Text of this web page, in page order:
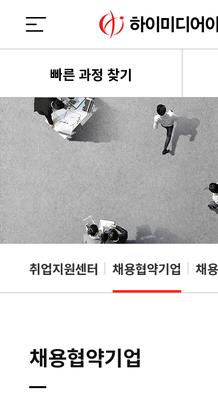
빠른 과정 찾기
취업지원센터 채용협약기업 채
채용협약기업